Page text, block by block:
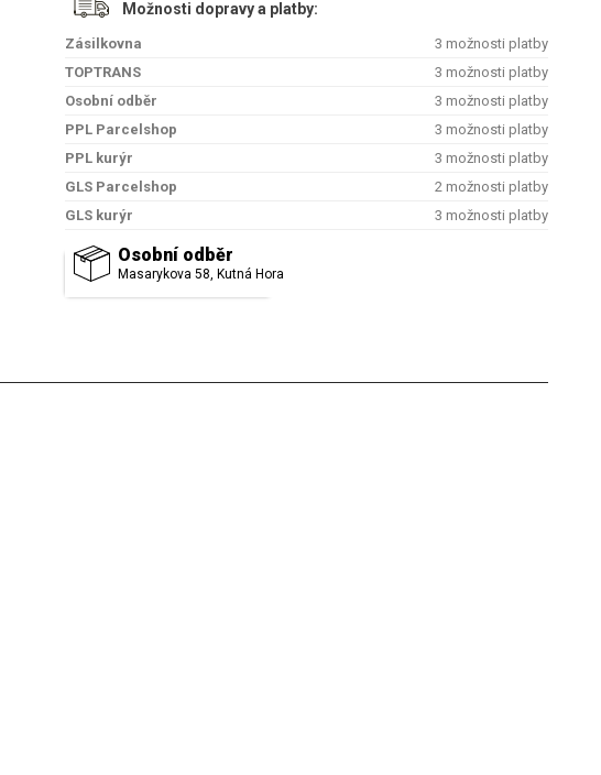
Možnosti dopravy a platby:
Zásilkovna
3 možnosti platby
TOPTRANS
3 možnosti platby
Osobní odběr
3 možnosti platby
PPL Parcelshop
3 možnosti platby
PPL kurýr
3 možnosti platby
GLS Parcelshop
2 možnosti platby
GLS kurýr
3 možnosti platby
Osobní odběr
Masarykova 58, Kutná Hora